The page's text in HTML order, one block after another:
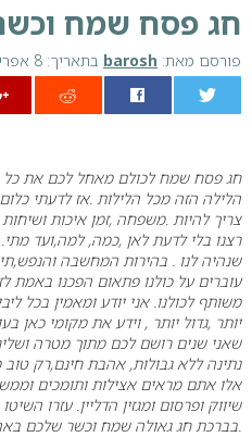
חג פסח שמח
פורסם מאת: barosh בתאריך: 8 אפריל 2020
חג פסח שמח לכולם מאחל לכם את כל
הלילה הזה מכל הלילות .אז לדעתי
צריך להיות .משפחה ,זמן איכות
רצנו בלי לדעת לאן ,כמה, למה,ועד
שנהיה לנו . בהירות המחשבה
עוברים על כולנו פתאום הפכנו באמת
משותף לכולנו. אני יודע ומאמין בכל
יותר ,גדול יותר , וידע את מקומי כאן
שאני שנים רושם לכם מתוך מטרה
נתינה ללא גבולות, אהבת חינם,רק
אלו אתם מראים אצילות ותומכים
שיווק ופרסום ומגזין הדליין. עזרו
.בברכת חג גאולה שמח וכשר שלכם